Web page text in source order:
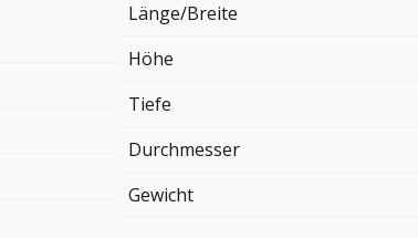
Länge/Breite
Höhe
Tiefe
Durchmesser
Gewicht